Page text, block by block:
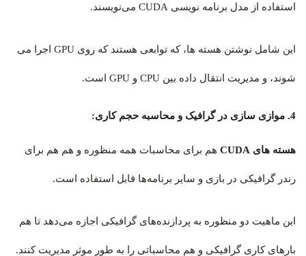
استفاده از مدل برنامه نویسی CUDA می‌نویسند.
این شامل نوشتن هسته ها، که توابعی هستند که روی GPU اجرا می
شوند، و مدیریت انتقال داده بین CPU و GPU است.
4. موازی سازی در گرافیک و محاسبه حجم کاری:
هسته های CUDA هم برای محاسبات همه منظوره و هم هم برای
رندر گرافیکی در بازی و سایر برنامه‌ها قابل استفاده است.
این ماهیت دو منظوره به پردازنده‌های گرافیکی اجازه می‌دهد تا هم
بارهای کاری گرافیکی و هم محاسباتی را به طور موثر مدیریت کنند.